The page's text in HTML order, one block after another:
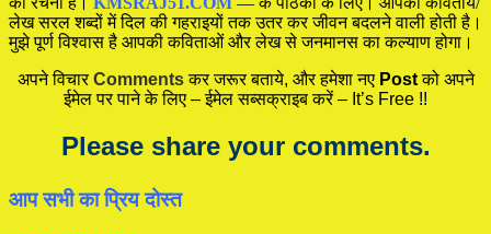
लेख सरल शब्दों में दिल की गहराइयों तक उतर कर जीवन बदलने वाली होती है।
मुझे पूर्ण विश्वास है आपकी कविताओं और लेख से जनमानस का कल्याण होगा।
अपने विचारCommentsकर जरूर बताये, और हमेशा नए Postको अपने
ईमेल पर पाने के लिए – ईमेल सब्सक्राइब करें – It’s Free !!
Please share your comments.
आप सभी का प्रिय दोस्त